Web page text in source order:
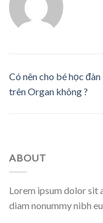
Có nên cho bé học đàn
trên Organ không ?
ABOUT
Lorem ipsum dolor sit
diam nonummy nibh